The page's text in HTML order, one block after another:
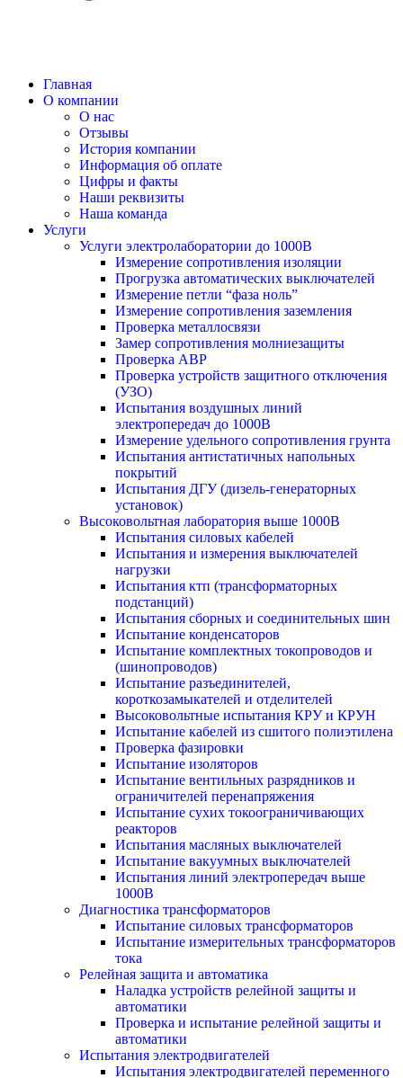
Главная
О компании
О нас
Отзывы
История компании
Информация об оплате
Цифры и факты
Наши реквизиты
Наша команда
Услуги
Услуги электролаборатории до 1000В
Измерение сопротивления изоляции
Прогрузка автоматических выключателей
Измерение петли “фаза ноль”
Измерение сопротивления заземления
Проверка металлосвязи
Замер сопротивления молниезащиты
Проверка АВР
Проверка устройств защитного отключения
(УЗО)
Испытания воздушных линий
электропередач до 1000В
Измерение удельного сопротивления грунта
Испытания антистатичных напольных
покрытий
Испытания ДГУ (дизель-генераторных
установок)
Высоковольтная лаборатория выше 1000В
Испытания силовых кабелей
Испытания и измерения выключателей
нагрузки
Испытания ктп (трансформаторных
подстанций)
Испытания сборных и соединительных шин
Испытание конденсаторов
Испытание комплектных токопроводов и
(шинопроводов)
Испытание разъединителей,
короткозамыкателей и отделителей
Высоковольтные испытания КРУ и КРУН
Испытание кабелей из сшитого полиэтилена
Проверка фазировки
Испытание изоляторов
Испытание вентильных разрядников и
ограничителей перенапряжения
Испытание сухих токоограничивающих
реакторов
Испытания масляных выключателей
Испытание вакуумных выключателей
Испытания линий электропередач выше
1000В
Диагностика трансформаторов
Испытание силовых трансформаторов
Испытание измерительных трансформаторов
тока
Релейная защита и автоматика
Наладка устройств релейной защиты и
автоматики
Проверка и испытание релейной защиты и
автоматики
Испытания электродвигателей
Испытания электродвигателей переменного